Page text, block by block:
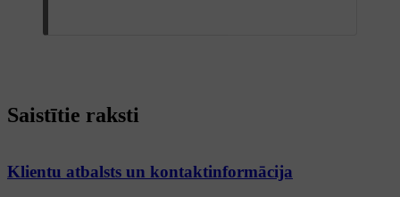
Saistītie raksti
Klientu atbalsts un kontaktinformācija